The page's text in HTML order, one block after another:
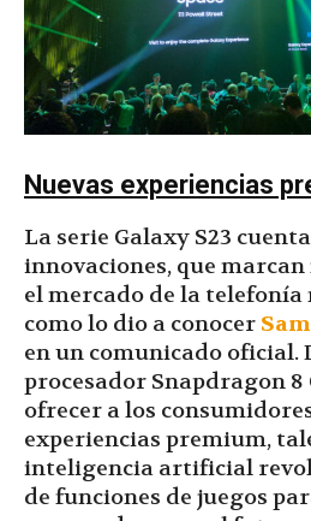
Nuevas experiencias
La serie Galaxy S23
innovaciones, que
el mercado de la
como lo dio a conocer
en un comunicado oficial.
procesador Snapdragon 8
ofrecer a los
experiencias premium,
inteligencia artificial
de funciones de juegos